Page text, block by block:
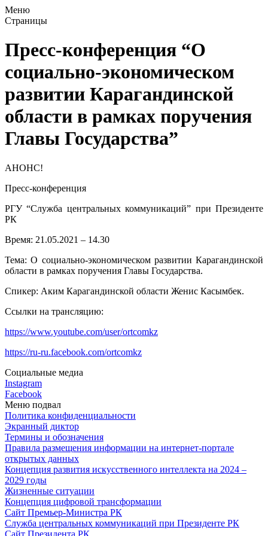
Меню
Страницы
Пресс-конференция “О
социально-экономическом
развитии Карагандинской
области в рамках поручения
Главы Государства”
АНОНС!
Пресс-конференция
РГУ “Служба центральных коммуникаций” при Президенте
РК
Время: 21.05.2021 – 14.30
Тема: О социально-экономическом развитии Карагандинской
области в рамках поручения Главы Государства.
Спикер: Аким Карагандинской области Женис Касымбек.
Ссылки на трансляцию:
https://www.youtube.com/user/ortcomkz
https://ru-ru.facebook.com/ortcomkz
Социальные медиа
Instagram
Facebook
Меню подвал
Политика конфиденциальности
Экранный диктор
Термины и обозначения
Правила размещения информации на интернет-портале
открытых данных
Концепция развития искусственного интеллекта на 2024 –
2029 годы
Жизненные ситуации
Концепция цифровой трансформации
Сайт Премьер-Министра РК
Служба центральных коммуникаций при Президенте РК
Сайт Президента РК